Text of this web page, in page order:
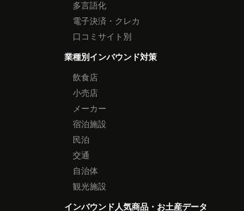
多言語化
電子決済・クレカ
口コミサイト別
業種別インバウンド対策
飲食店
小売店
メーカー
宿泊施設
民泊
交通
自治体
観光施設
インバウンド人気商品・お土産データ